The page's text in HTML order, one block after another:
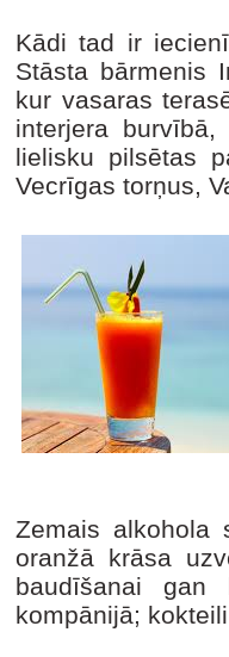
Kādi tad ir
Stāsta bārmenis
kur vasaras
interjera
lielisku pilsētas
Vecrīgas torņus,
Zemais alkohola
oranžā krāsa
baudīšanai gan
kompānijā;